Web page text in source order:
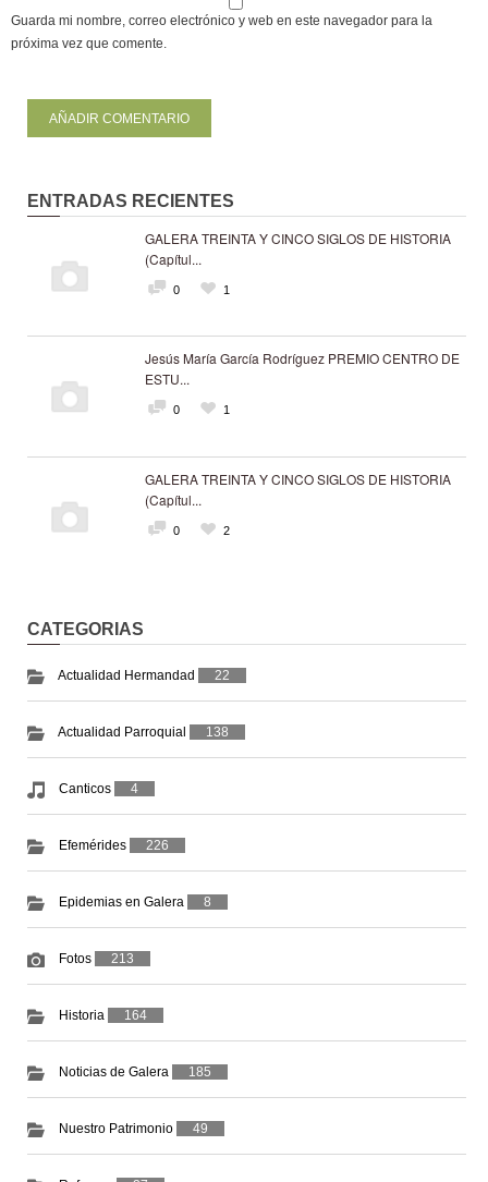
Guarda mi nombre, correo electrónico y web en este navegador para la
próxima vez que comente.
ENTRADAS RECIENTES
GALERA TREINTA Y CINCO SIGLOS DE HISTORIA
(Capítul...
0 1
Jesús María García Rodríguez PREMIO CENTRO DE
ESTU...
0 1
GALERA TREINTA Y CINCO SIGLOS DE HISTORIA
(Capítul...
0 2
CATEGORIAS
Actualidad Hermandad 22
Actualidad Parroquial 138
Canticos 4
Efemérides 226
Epidemias en Galera 8
Fotos 213
Historia 164
Noticias de Galera 185
Nuestro Patrimonio 49